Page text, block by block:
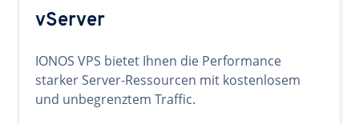
vServer
IONOS VPS bietet Ihnen die Performance
starker Server-Ressourcen mit kostenlosem
und unbegrenztem Traffic.